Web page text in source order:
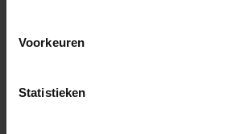
Voorkeuren
Statistieken